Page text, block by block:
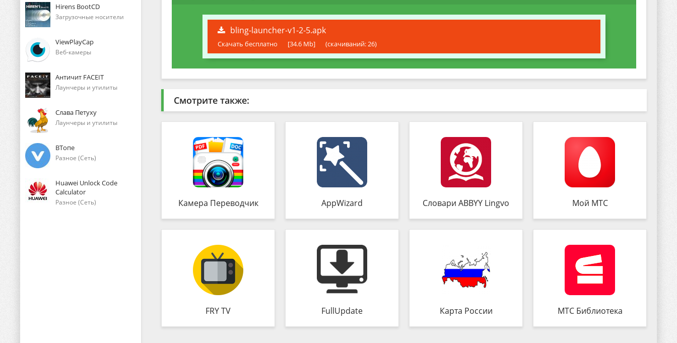
Hirens BootCD
Загрузочные носители
ViewPlayCap
Веб-камеры
Античит FACEIT
Лаунчеры и утилиты
Слава Петуху
Лаунчеры и утилиты
ВТопе
Разное (Сеть)
Huawei Unlock Code
Calculator
Разное (Сеть)
bling-launcher-v1-2-5.apk
Скачать бесплатно [34.6 Mb] (cкачиваний: 26)
Смотрите также:
Камера Переводчик AppWizard Словари ABBYY Lingvo Мой МТС
FRY TV FullUpdate Карта России МТС Библиотека